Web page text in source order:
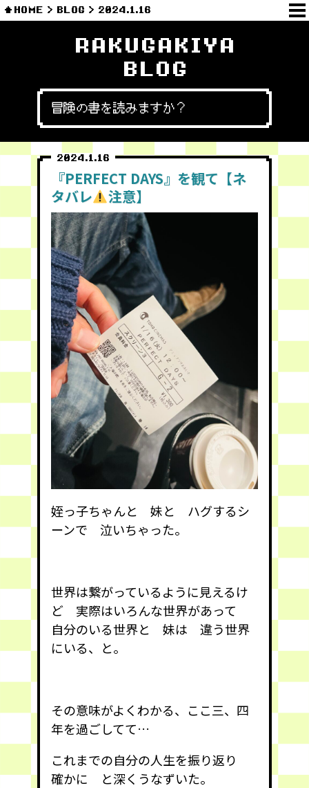
HOME BLOG 2024.1.16
RAKUGAKIYA
BLOG
冒険の書を読みますか？
2024.1.16
『PERFECT DAYS』を観て【ネ
タバレ
注意】
姪っ子ちゃんと 妹と ハグするシ
ーンで 泣いちゃった。
世界は繋がっているように見えるけ
ど 実際はいろんな世界があって
自分のいる世界と 妹は 違う世界
にいる、と。
その意味がよくわかる、ここ三、四
年を過ごしてて…
これまでの自分の人生を振り返り
確かに と深くうなずいた。